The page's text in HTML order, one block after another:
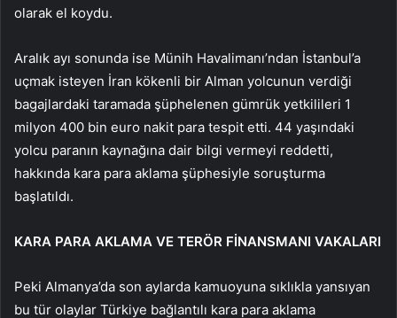
olarak el koydu.
Aralık ayı sonunda ise Münih Havalimanı’ndan İstanbul’a
uçmak isteyen İran kökenli bir Alman yolcunun verdiği
bagajlardaki taramada şüphelenen gümrük yetkilileri 1
milyon 400 bin euro nakit para tespit etti. 44 yaşındaki
yolcu paranın kaynağına dair bilgi vermeyi reddetti,
hakkında kara para aklama şüphesiyle soruşturma
başlatıldı.
KARA PARA AKLAMA VE TERÖR FİNANSMANI VAKALARI
Peki Almanya’da son aylarda kamuoyuna sıklıkla yansıyan
bu tür olaylar Türkiye bağlantılı kara para aklama